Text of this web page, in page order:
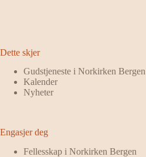
Dette skjer
Gudstjeneste i Norkirken Bergen
Kalender
Nyheter
Engasjer deg
Fellesskap i Norkirken Bergen